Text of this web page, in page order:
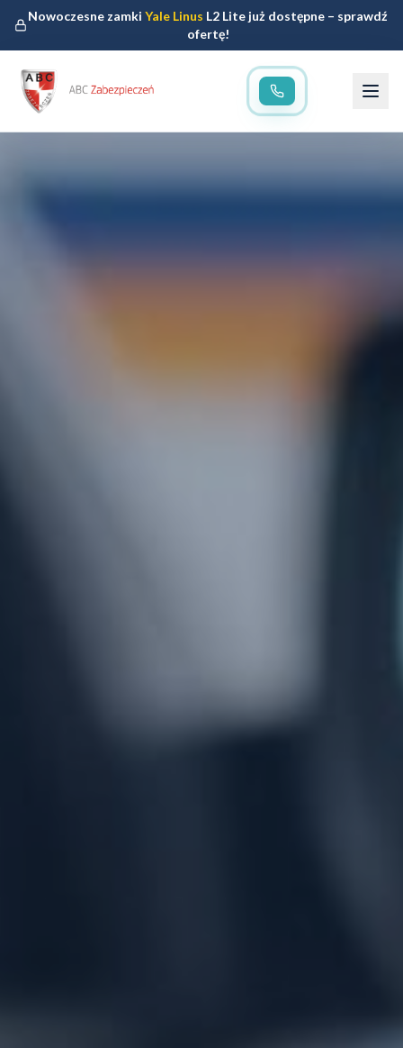
Nowoczesne zamkiYale Linus L2 Lite już dostępne – sprawdź
ofertę!